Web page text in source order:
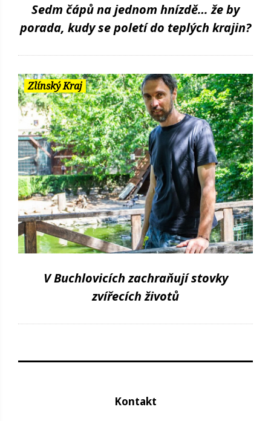
Sedm čápů na jednom hnízdě… že by
porada, kudy se poletí do teplých krajin?
Zlínský Kraj
V Buchlovicích zachraňují stovky
zvířecích životů
Kontakt